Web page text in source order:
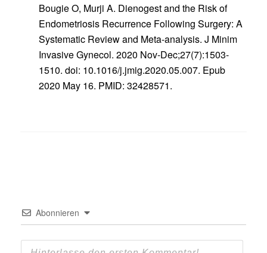
Bougie O, Murji A. Dienogest and the Risk of
Endometriosis Recurrence Following Surgery: A
Systematic Review and Meta-analysis. J Minim
Invasive Gynecol. 2020 Nov-Dec;27(7):1503-
1510. doi: 10.1016/j.jmig.2020.05.007. Epub
2020 May 16. PMID: 32428571.
Abonnieren